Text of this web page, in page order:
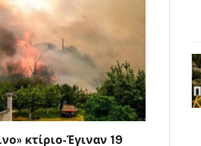
κτίριο-Έγιναν 19